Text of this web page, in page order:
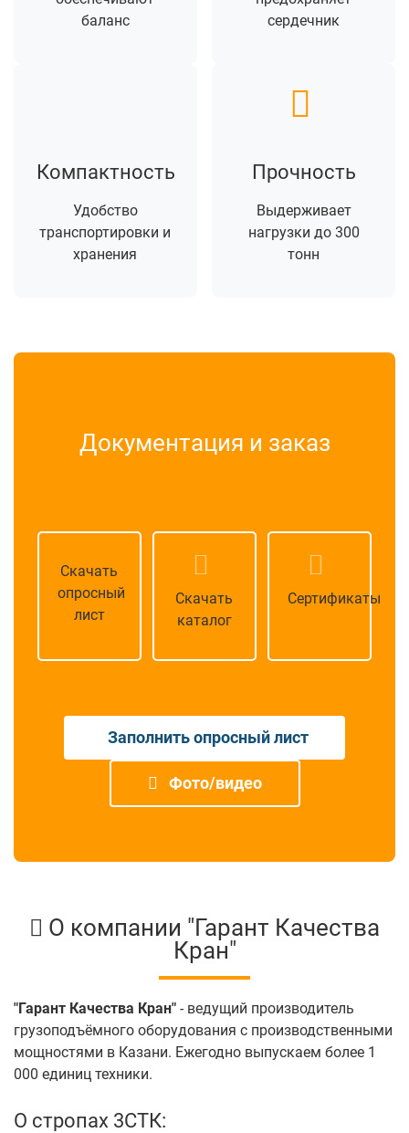
баланс
сердечник
Компактность
Удобство
транспортировки и
хранения
Прочность
Выдерживает
нагрузки до 300
тонн
Документация и заказ
Скачать
опросный
лист
Скачать
каталог
Сертификаты
Заполнить опросный лист
Фото/видео
О компании "Гарант Качества
Кран"
"Гарант Качества Кран" - ведущий производитель
грузоподъёмного оборудования с производственными
мощностями в Казани. Ежегодно выпускаем более 1
000 единиц техники.
О стропах 3СТК: